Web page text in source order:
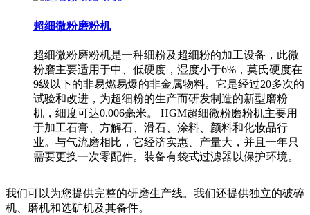
超细微粉磨粉机
超细微粉磨粉机是一种细粉及超细粉的加工设备，此微
粉磨主要适用于中、低硬度，湿度小于6%，莫氏硬度在
9级以下的非易燃易爆的非金属物料。它是经过20多次的
试验和改进，为超细粉的生产而研发制造的新型磨粉
机，细度可达0.006毫米。 HGM超细微粉磨粉机主要用
于加工石膏、方解石、滑石、涂料、颜料和化妆品行
业。与气流磨相比，它经济实惠、产量大，并且一年只
需要更换一次零配件。装备有袋式过滤器以保护环境。
我们可以为您提供完整的研磨生产线。我们还提供独立的破碎
机、磨机和选矿机及其备件。